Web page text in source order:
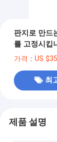
판지로 만드
를 고정시킵
가격：US
최
제품 설명